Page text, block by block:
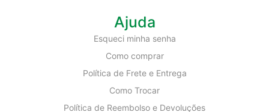
Ajuda
Esqueci minha senha
Como comprar
Política de Frete e Entrega
Como Trocar
Política de Reembolso e Devoluções